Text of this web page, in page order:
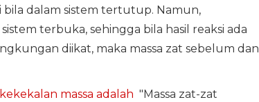
bila dalam sistem tertutup. Namun,
terbuka, sehingga bila hasil reaksi ada
diikat, maka massa zat sebelum dan
massa adalah "Massa zat-zat